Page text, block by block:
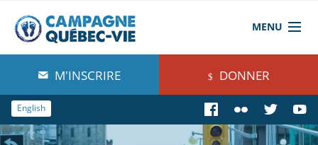
MENU
À propos de nous
Blog
Comprendre
M'INSCRIRE DONNER
English